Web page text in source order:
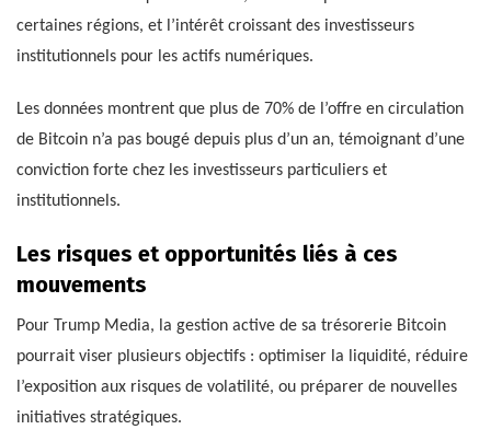
certaines régions, et l’intérêt croissant des investisseurs
institutionnels pour les actifs numériques.
Les données montrent que plus de 70% de l’offre en circulation
de Bitcoin n’a pas bougé depuis plus d’un an, témoignant d’une
conviction forte chez les investisseurs particuliers et
institutionnels.
Les risques et opportunités liés à ces
mouvements
Pour Trump Media, la gestion active de sa trésorerie Bitcoin
pourrait viser plusieurs objectifs : optimiser la liquidité, réduire
l’exposition aux risques de volatilité, ou préparer de nouvelles
initiatives stratégiques.